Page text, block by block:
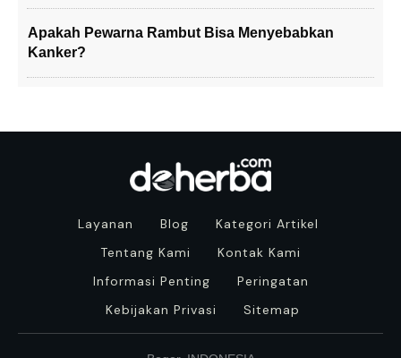
Apakah Pewarna Rambut Bisa Menyebabkan
Kanker?
Layanan Blog
Kategori Artikel
Tentang Kami
Kontak Kami
Informasi Penting
Peringatan
Kebijakan Privasi
Sitemap